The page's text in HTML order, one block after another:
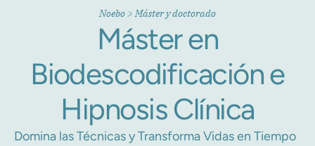
Noebo>Máster y doctorado
Máster en
Biodescodificación e
Hipnosis Clínica
Domina las Técnicas y Transforma Vidas en Tiempo